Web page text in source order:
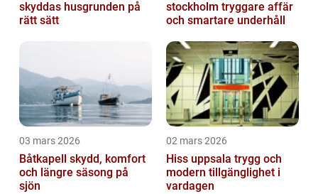
skyddas husgrunden på
rätt sätt
stockholm tryggare affär
och smartare underhåll
03 mars 2026
Båtkapell skydd, komfort
och längre säsong på
sjön
02 mars 2026
Hiss uppsala trygg och
modern tillgänglighet i
vardagen